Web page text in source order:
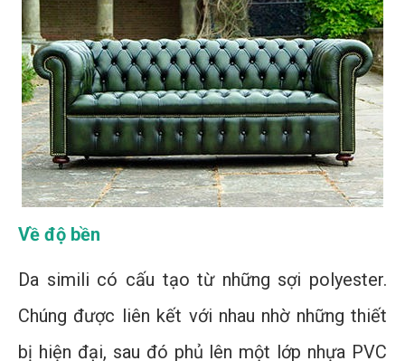
Về độ bền
Da simili có cấu tạo từ những sợi polyester.
Chúng được liên kết với nhau nhờ những thiết
bị hiện đại, sau đó phủ lên một lớp nhựa PVC